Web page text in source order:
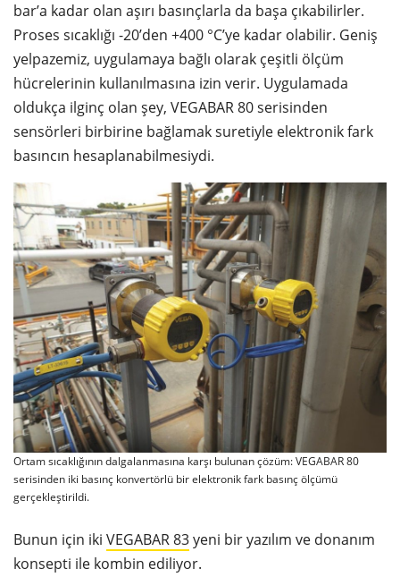
bar’a kadar olan aşırı basınçlarla da başa çıkabilirler.
Proses sıcaklığı -20’den +400 °C’ye kadar olabilir. Geniş
yelpazemiz, uygulamaya bağlı olarak çeşitli ölçüm
hücrelerinin kullanılmasına izin verir. Uygulamada
oldukça ilginç olan şey, VEGABAR 80 serisinden
sensörleri birbirine bağlamak suretiyle elektronik fark
basıncın hesaplanabilmesiydi.
Ortam sıcaklığının dalgalanmasına karşı bulunan çözüm: VEGABAR 80
serisinden iki basınç konvertörlü bir elektronik fark basınç ölçümü
gerçekleştirildi.
Bunun için iki VEGABAR 83yeni bir yazılım ve donanım
konsepti ile kombin ediliyor.